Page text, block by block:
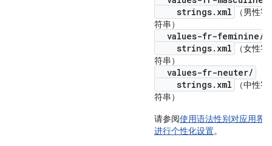
strings.xml
（男性字
符串）
values-fr-feminine/
strings.xml
（女性字
符串）
values-fr-neuter/
strings.xml
（中性字
符串）
请参阅使用语法性别对应用界
进行个性化设置。